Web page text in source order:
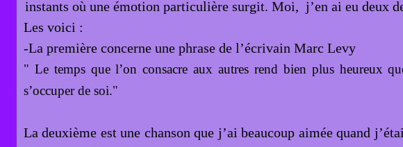
instants où une émotion particulière surgit. Moi, j’en ai eu deux
Les voici :
-La première concerne une phrase de l’écrivain Marc Levy
" Le temps que l’on consacre aux autres rend bien plus heureux
s’occuper de soi."
La deuxième est une chanson que j’ai beaucoup aimée quand